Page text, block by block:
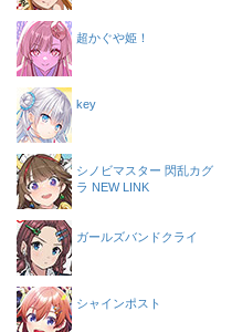
超かぐや姫！
key
シノビマスター 閃乱カグ
ラ NEW LINK
ガールズバンドクライ
シャインポスト